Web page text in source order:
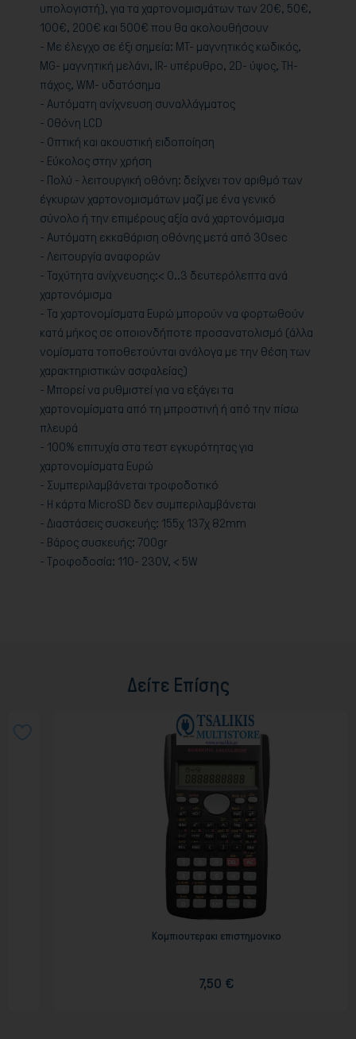
υπολογιστή), για τα χαρτονομισμάτων των 20€, 50€,
100€, 200€ και 500€ που θα ακολουθήσουν
- Με έλεγχο σε έξι σημεία: ΜΤ- μαγνητικός κωδικός,
MG- μαγνητική μελάνι, ΙR- υπέρυθρο, 2D- ύψος, TH-
πάχος, WM- υδατόσημα
- Αυτόματη ανίχνευση συναλλάγματος
- Οθόνη LCD
- Οπτική και ακουστική ειδοποίηση
- Εύκολος στην χρήση
- Πολύ - λειτουργική οθόνη: δείχνει τον αριθμό των
έγκυρων χαρτονομισμάτων μαζί με ένα γενικό
σύνολο ή την επιμέρους αξία ανά χαρτονόμισμα
- Αυτόματη εκκαθάριση οθόνης μετά από 30sec
- Λειτουργία αναφορών
- Ταχύτητα ανίχνευσης:< 0..3 δευτερόλεπτα ανά
χαρτονόμισμα
- Τα χαρτονομίσματα Ευρώ μπορούν να φορτωθούν
κατά μήκος σε οποιονδήποτε προσανατολισμό (άλλα
νομίσματα τοποθετούνται ανάλογα με την θέση των
χαρακτηριστικών ασφαλείας)
- Μπορεί να ρυθμιστεί για να εξάγει τα
χαρτονομίσματα από τη μπροστινή ή από την πίσω
πλευρά
- 100% επιτυχία στα τεστ εγκυρότητας για
χαρτονομίσματα Ευρώ
- Συμπεριλαμβάνεται τροφοδοτικό
- Η κάρτα MicroSD δεν συμπεριλαμβάνεται
- Διαστάσεις συσκευής: 155χ 137χ 82mm
- Bάρος συσκευής: 700gr
- Τροφοδοσία: 110- 230V, < 5W
Δείτε Επίσης
Κομπιουτερακι επιστημονικο